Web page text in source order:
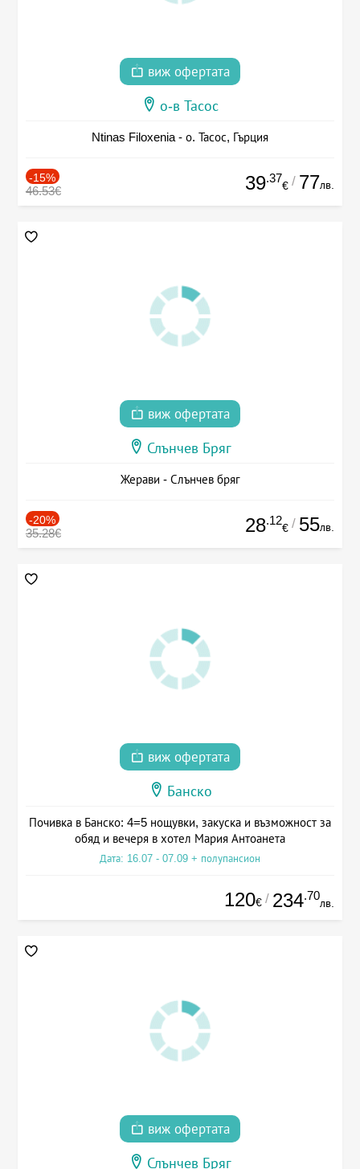
виж офертата
о-в Тасос
Ntinas Filoxenia - о. Тасос, Гърция
-15%
46.53€ 39.37
€ / 77лв.
виж офертата
Слънчев Бряг
Жерави - Слънчев бряг
-20%
35.28€ 28.12
€ / 55лв.
виж офертата
Банско
Почивка в Банско: 4=5 нощувки, закуска и възможност за
обяд и вечеря в хотел Мария Антоанета
Дата: 16.07 - 07.09 + полупансион
120€ / 234.70
лв.
виж офертата
Слънчев Бряг